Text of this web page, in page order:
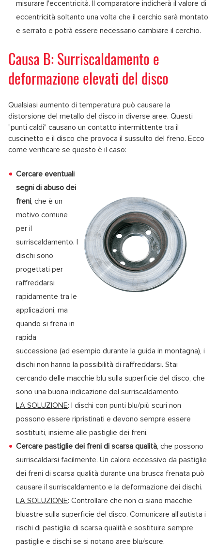
misurare l'eccentricità. Il comparatore indicherà il valore di
eccentricità soltanto una volta che il cerchio sarà montato
e serrato e potrà essere necessario cambiare il cerchio.
Causa B: Surriscaldamento e
deformazione elevati del disco
Qualsiasi aumento di temperatura può causare la
distorsione del metallo del disco in diverse aree. Questi
"punti caldi" causano un contatto intermittente tra il
cuscinetto e il disco che provoca il sussulto del freno. Ecco
come verificare se questo è il caso:
Cercare eventuali
segni di abuso dei
freni, che è un
motivo comune
per il
surriscaldamento. I
dischi sono
progettati per
raffreddarsi
rapidamente tra le
applicazioni, ma
quando si frena in
rapida
successione (ad esempio durante la guida in montagna), i
dischi non hanno la possibilità di raffreddarsi. Stai
cercando delle macchie blu sulla superficie del disco, che
sono una buona indicazione del surriscaldamento.
LA SOLUZIONE: I dischi con punti blu/più scuri non
possono essere ripristinati e devono sempre essere
sostituiti, insieme alle pastiglie dei freni.
Cercare pastiglie dei freni di scarsa qualità, che possono
surriscaldarsi facilmente. Un calore eccessivo da pastiglie
dei freni di scarsa qualità durante una brusca frenata può
causare il surriscaldamento e la deformazione dei dischi.
LA SOLUZIONE: Controllare che non ci siano macchie
bluastre sulla superficie del disco. Comunicare all'autista i
rischi di pastiglie di scarsa qualità e sostituire sempre
pastiglie e dischi se si notano aree blu/scure.